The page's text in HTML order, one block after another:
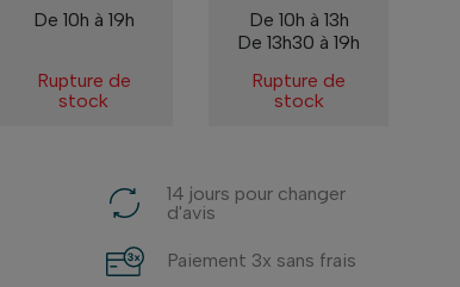
De 10h à 19h
Rupture de
stock
De 10h à 13h
De 13h30 à 19h
Rupture de
stock
14 jours pour changer
d'avis
Paiement 3x sans frais